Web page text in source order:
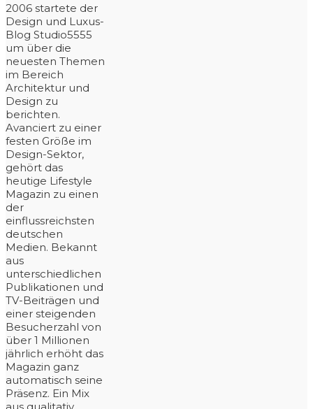
2006 startete der
Design und Luxus-
Blog Studio5555
um über die
neuesten Themen
im Bereich
Architektur und
Design zu
berichten.
Avanciert zu einer
festen Größe im
Design-Sektor,
gehört das
heutige Lifestyle
Magazin zu einen
der
einflussreichsten
deutschen
Medien. Bekannt
aus
unterschiedlichen
Publikationen und
TV-Beiträgen und
einer steigenden
Besucherzahl von
über 1 Millionen
jährlich erhöht das
Magazin ganz
automatisch seine
Präsenz. Ein Mix